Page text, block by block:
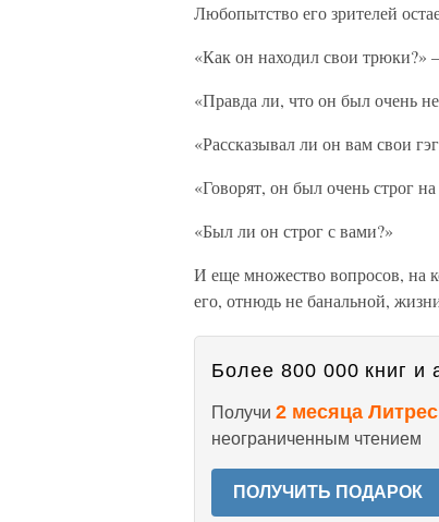
Любопытство его зрителей
«Как он находил свои
«Правда ли, что он был очень
«Рассказывал ли он вам свои
«Говорят, он был очень строг
«Был ли он строг с вами?»
И еще множество вопросов, на
его, отнюдь не банальной,
Более 800 000 книг и
Получи 2 месяца
неограниченным чтением
ПОЛУЧИТЬ ПОДАРОК